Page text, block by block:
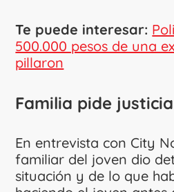
Te puede interesar:
500.000 pesos de una
pillaron
Familia pide justicia
En entrevista con City
familiar del joven dio
situación y de lo que